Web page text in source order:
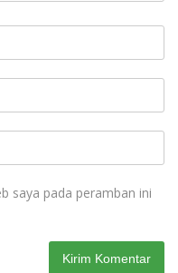
saya pada peramban ini